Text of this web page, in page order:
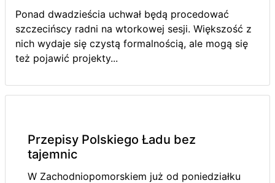
Ponad dwadzieścia uchwał będą procedować
szczecińscy radni na wtorkowej sesji. Większość z
nich wydaje się czystą formalnością, ale mogą się
też pojawić projekty...
Przepisy Polskiego Ładu bez
tajemnic
W Zachodniopomorskiem już od poniedziałku